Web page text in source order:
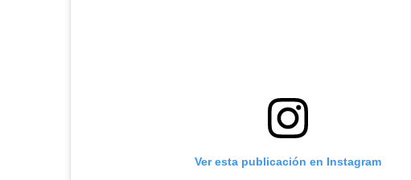
Ver esta publicación en Instagram